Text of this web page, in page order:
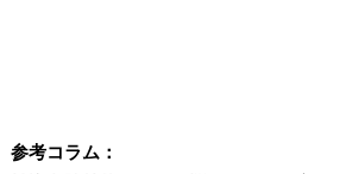
参考コラム：